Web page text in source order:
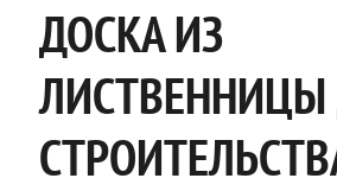
ДОСКА ИЗ